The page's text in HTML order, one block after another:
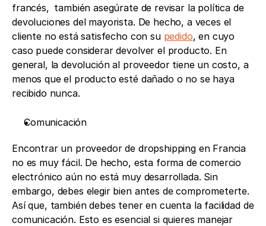
francés, también asegúrate de revisar la política de
devoluciones del mayorista. De hecho, a veces el
cliente no está satisfecho con su pedido, en cuyo
caso puede considerar devolver el producto. En
general, la devolución al proveedor tiene un costo, a
menos que el producto esté dañado o no se haya
recibido nunca.
Comunicación
Encontrar un proveedor de dropshipping en Francia
no es muy fácil. De hecho, esta forma de comercio
electrónico aún no está muy desarrollada. Sin
embargo, debes elegir bien antes de comprometerte.
Así que, también debes tener en cuenta la facilidad de
comunicación. Esto es esencial si quieres manejar